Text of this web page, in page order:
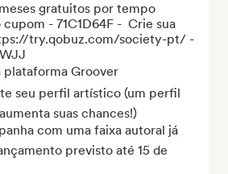
gratuitos por tempo
- 71C1D64F -  Crie sua
try.qobuz.com/society-pt/ -
plataforma Groover
seu perfil artístico (um perfil
suas chances!)
com uma faixa autoral já
previsto até 15 de